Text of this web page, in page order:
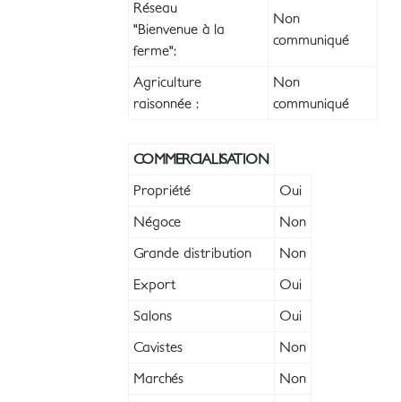
Réseau
"Bienvenue à la
ferme":
Non
communiqué
Agriculture
raisonnée :
Non
communiqué
COMMERCIALISATION
Propriété Oui
Négoce Non
Grande distribution Non
Export Oui
Salons Oui
Cavistes Non
Marchés Non